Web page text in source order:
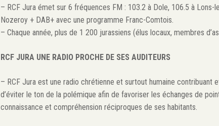
– RCF Jura émet sur 6 fréquences FM : 103.2 à Dole, 106.5 à Lons-
Nozeroy + DAB+ avec une programme Franc-Comtois.
– Chaque année, plus de 1 200 jurassiens (élus locaux, membres
RCF JURA UNE RADIO PROCHE DE SES AUDITEURS
– RCF Jura est une radio chrétienne et surtout humaine
d’éviter le ton de la polémique afin de favoriser les échanges de
connaissance et compréhension réciproques de ses habitants.